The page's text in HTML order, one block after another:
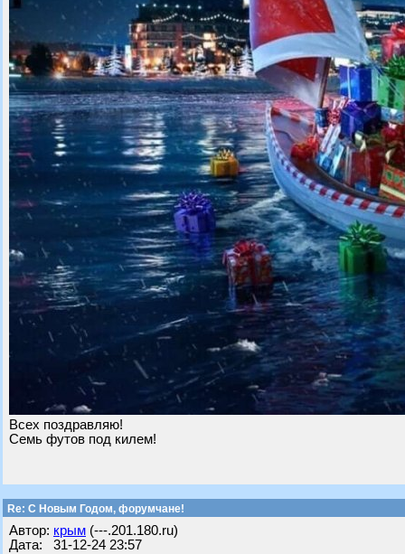
Всех поздравляю!
Семь футов под килем!
Re: С Новым Годом, форумчане!
Автор: крым (---.201.180.ru)
Дата: 31-12-24 23:57